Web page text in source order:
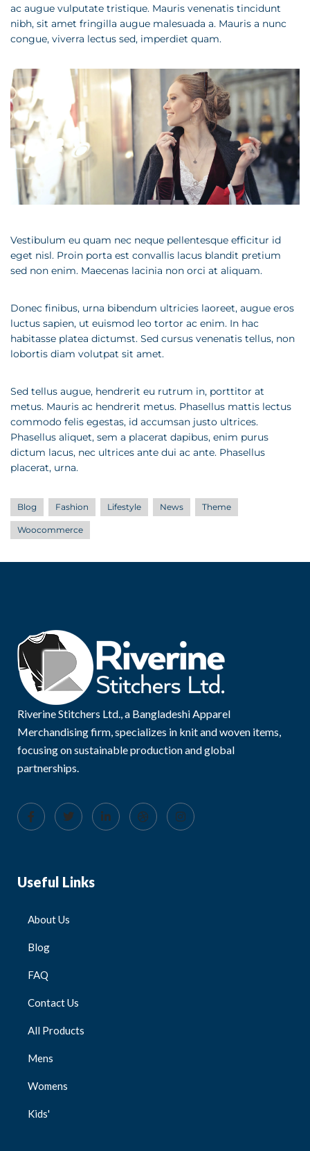
ac augue vulputate tristique. Mauris venenatis tincidunt
nibh, sit amet fringilla augue malesuada a. Mauris a nunc
congue, viverra lectus sed, imperdiet quam.
Vestibulum eu quam nec neque pellentesque efficitur id
eget nisl. Proin porta est convallis lacus blandit pretium
sed non enim. Maecenas lacinia non orci at aliquam.
Donec finibus, urna bibendum ultricies laoreet, augue eros
luctus sapien, ut euismod leo tortor ac enim. In hac
habitasse platea dictumst. Sed cursus venenatis tellus, non
lobortis diam volutpat sit amet.
Sed tellus augue, hendrerit eu rutrum in, porttitor at
metus. Mauris ac hendrerit metus. Phasellus mattis lectus
commodo felis egestas, id accumsan justo ultrices.
Phasellus aliquet, sem a placerat dapibus, enim purus
dictum lacus, nec ultrices ante dui ac ante. Phasellus
placerat, urna.
Blog Fashion Lifestyle News Theme
Woocommerce
Riverine Stitchers Ltd., a Bangladeshi Apparel
Merchandising firm, specializes in knit and woven items,
focusing on sustainable production and global
partnerships.
Useful Links
About Us
Blog
FAQ
Contact Us
All Products
Mens
Womens
Kids'